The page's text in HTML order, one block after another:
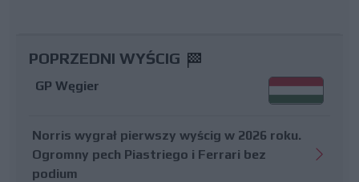
POPRZEDNI WYŚCIG
GP Węgier
Norris wygrał pierwszy wyścig w 2026 roku.
Ogromny pech Piastriego i Ferrari bez
podium